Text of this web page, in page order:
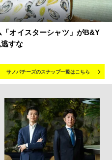
オイスターシャツ」がB&Y
すな
サノバチーズのスナップ一覧はこちら